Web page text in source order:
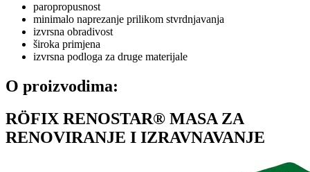
paropropusnost
minimalo naprezanje prilikom stvrdnjavanja
izvrsna obradivost
široka primjena
izvrsna podloga za druge materijale
O proizvodima:
RÖFIX RENOSTAR® MASA ZA
RENOVIRANJE I IZRAVNAVANJE